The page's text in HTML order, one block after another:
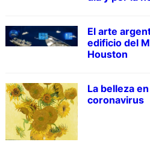
El arte
edificio del
Houston
La belleza
coronavirus